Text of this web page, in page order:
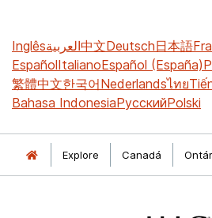
Inglêsالعربية中文Deutsch日本語
EspañolItalianoEspañol (España)
繁體中文한국어Nederlandsไทย
Bahasa IndonesiaРусскийPolski
Explore Canadá